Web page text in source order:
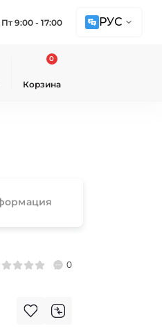
9:00 - 17:00 РУС
Корзина
0
0